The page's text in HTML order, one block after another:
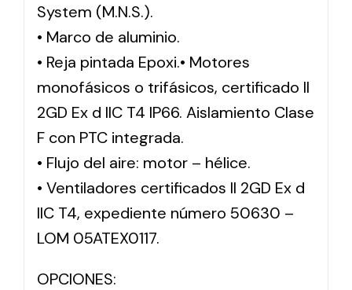
System (M.N.S.).
• Marco de aluminio.
• Reja pintada Epoxi.• Motores
monofásicos o trifásicos, certificado II
2GD Ex d IIC T4 IP66. Aislamiento Clase
F con PTC integrada.
• Flujo del aire: motor – hélice.
• Ventiladores certificados II 2GD Ex d
IIC T4, expediente número 50630 –
LOM 05ATEX0117.
OPCIONES: